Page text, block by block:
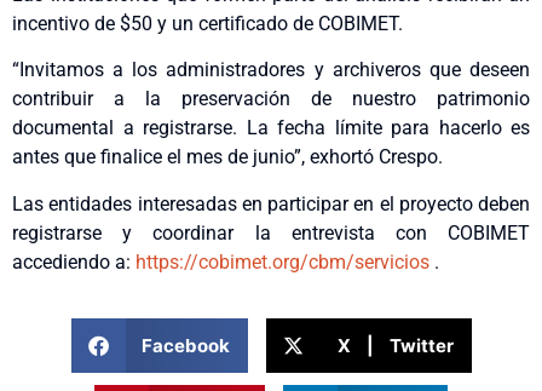
incentivo de $50 y un certificado de COBIMET.
“Invitamos a los administradores y archiveros que deseen
contribuir a la preservación de nuestro patrimonio
documental a registrarse. La fecha límite para hacerlo es
antes que finalice el mes de junio”, exhortó Crespo.
Las entidades interesadas en participar en el proyecto deben
registrarse y coordinar la entrevista con COBIMET
accediendo a: https://cobimet.org/cbm/servicios .
Facebook X | Twitter